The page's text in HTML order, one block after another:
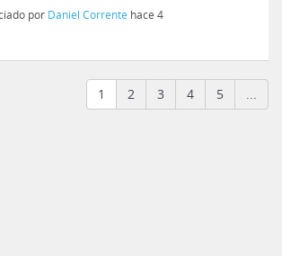
por Daniel Corrente hace 4
1 2 3 4 5 ...